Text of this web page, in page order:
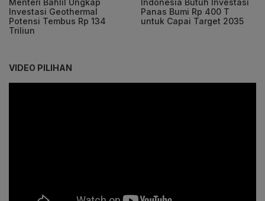
Investasi Geothermal
Potensi Tembus Rp 134
Triliun
Panas Bumi Rp 400 T
untuk Capai Target 2035
VIDEO PILIHAN